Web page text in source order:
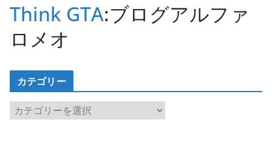
Think GTA:ブログアルファ
ロメオ
カテゴリー
カ
テ